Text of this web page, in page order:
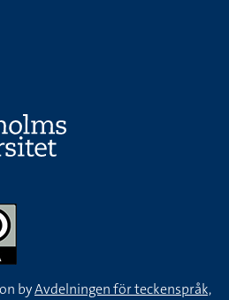
byAvdelningen för teckenspråk,